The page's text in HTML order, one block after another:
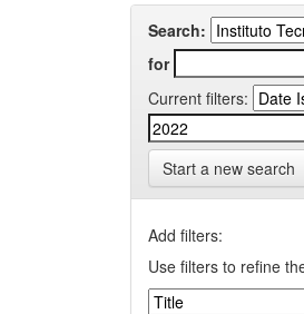
Search:
for
Current filters:
Start a new search
Add filters:
Use filters to refine